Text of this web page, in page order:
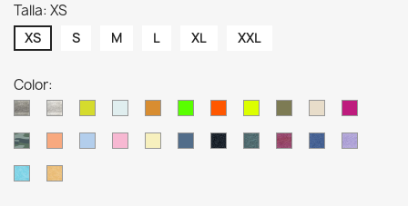
Talla: XS
XS S M L XL XXL
Color:
GM AS
CM
CHCH BGH BUH
TUH